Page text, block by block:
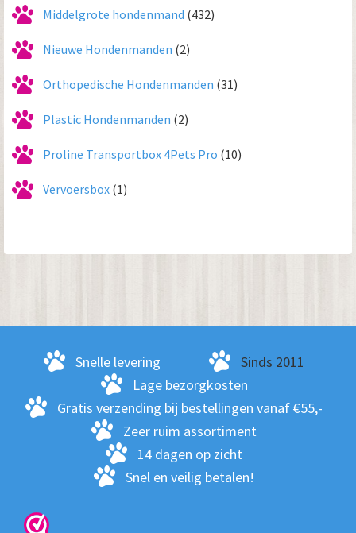
Middelgrote hondenmand (432)
Nieuwe Hondenmanden (2)
Orthopedische Hondenmanden (31)
Plastic Hondenmanden (2)
Proline Transportbox 4Pets Pro (10)
Vervoersbox (1)
Snelle levering
Sinds 2011
Lage bezorgkosten
Gratis verzending bij bestellingen vanaf €55,-
Zeer ruim assortiment
14 dagen op zicht
Snel en veilig betalen!